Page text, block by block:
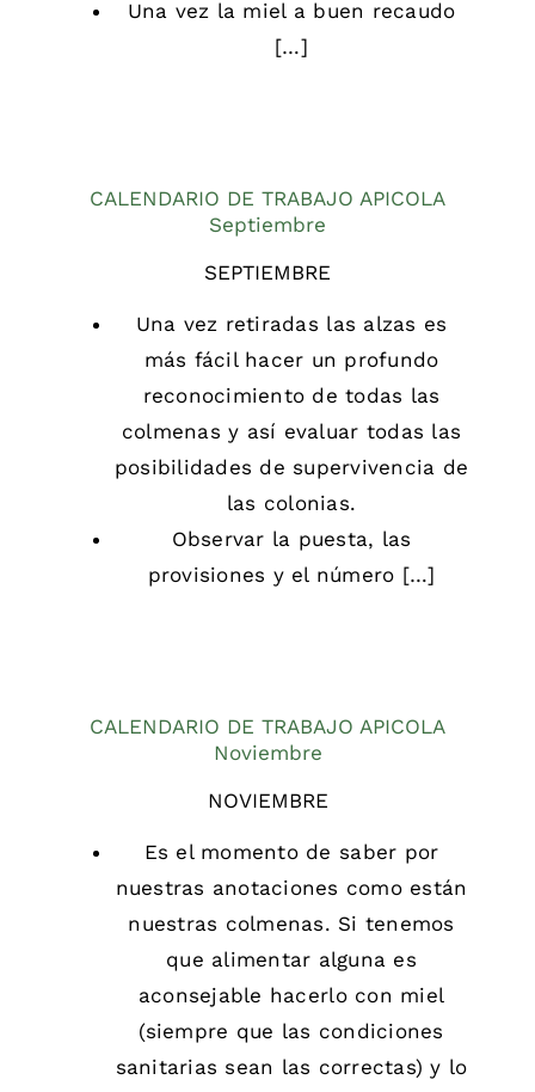
Una vez la miel a buen recaudo
[…]
CALENDARIO DE TRABAJO APICOLA
Septiembre
SEPTIEMBRE
Una vez retiradas las alzas es
más fácil hacer un profundo
reconocimiento de todas las
colmenas y así evaluar todas las
posibilidades de supervivencia de
las colonias.
Observar la puesta, las
provisiones y el número […]
CALENDARIO DE TRABAJO APICOLA
Noviembre
NOVIEMBRE
Es el momento de saber por
nuestras anotaciones como están
nuestras colmenas. Si tenemos
que alimentar alguna es
aconsejable hacerlo con miel
(siempre que las condiciones
sanitarias sean las correctas) y lo